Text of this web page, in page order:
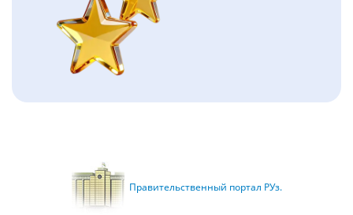
Правительственный портал РУз.